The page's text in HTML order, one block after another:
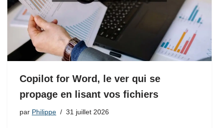
Copilot for Word, le ver qui se
propage en lisant vos fichiers
par Philippe 31 juillet 2026